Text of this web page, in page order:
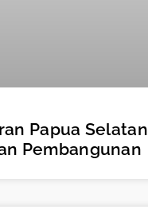
Papua Selatan
Pembangunan